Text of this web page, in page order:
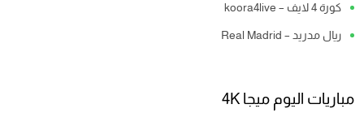
كورة 4 لايف – koora4live
ريال مدريد – Real Madrid
مباريات اليوم ميجا 4K